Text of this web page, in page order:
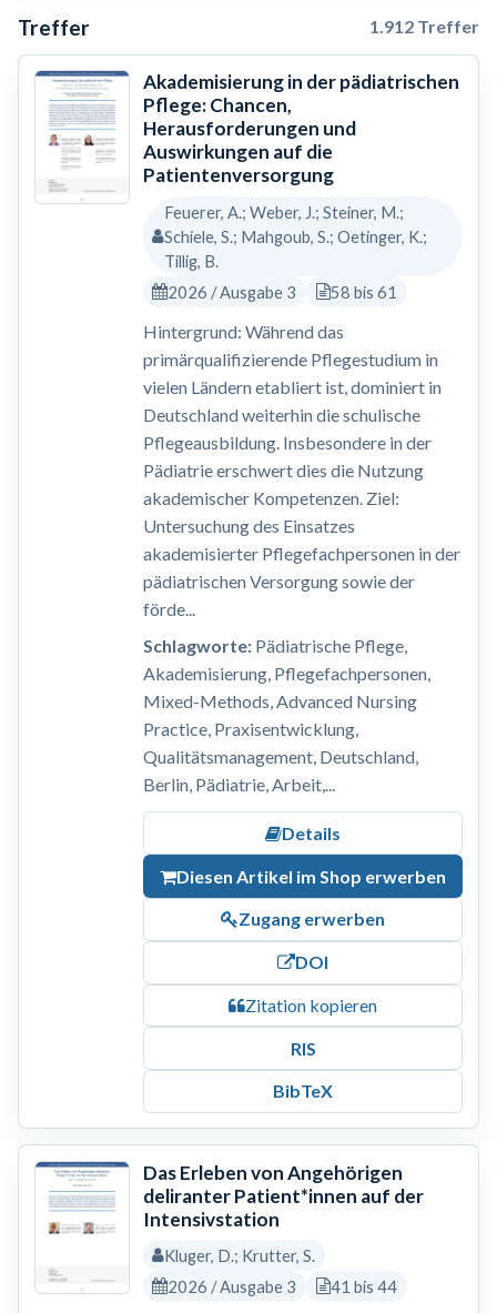
Treffer 1.912 Treffer
Akademisierung in der pädiatrischen
Pflege: Chancen,
Herausforderungen und
Auswirkungen auf die
Patientenversorgung
Feuerer, A.; Weber, J.; Steiner, M.;
Schiele, S.; Mahgoub, S.; Oetinger, K.;
Tillig, B.
2026 / Ausgabe 3
58 bis 61
Hintergrund: Während das
primärqualifizierende Pflegestudium in
vielen Ländern etabliert ist, dominiert in
Deutschland weiterhin die schulische
Pflegeausbildung. Insbesondere in der
Pädiatrie erschwert dies die Nutzung
akademischer Kompetenzen. Ziel:
Untersuchung des Einsatzes
akademisierter Pflegefachpersonen in der
pädiatrischen Versorgung sowie der
förde...
Schlagworte:Pädiatrische Pflege,
Akademisierung, Pflegefachpersonen,
Mixed-Methods, Advanced Nursing
Practice, Praxisentwicklung,
Qualitätsmanagement, Deutschland,
Berlin, Pädiatrie, Arbeit,...
Details
Diesen Artikel im Shop erwerben
Zugang erwerben
DOI
Zitation kopieren
RIS
BibTeX
Das Erleben von Angehörigen
deliranter Patient*innen auf der
Intensivstation
Kluger, D.; Krutter, S.
2026 / Ausgabe 3
41 bis 44